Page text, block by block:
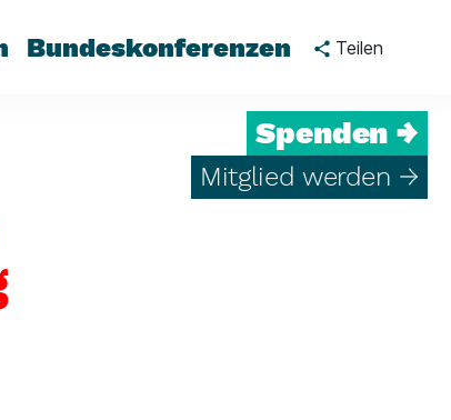
Bundeskonferenzen Teilen
Spenden →
Mitglied werden →